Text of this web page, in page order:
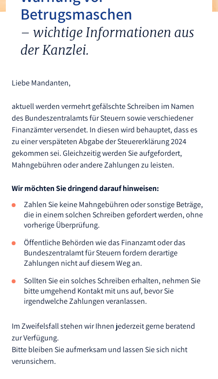
Betrugsmaschen
– wichtige Informationen aus
der Kanzlei.
Liebe Mandanten,
aktuell werden vermehrt gefälschte Schreiben im Namen
des Bundeszentralamts für Steuern sowie verschiedener
Finanzämter versendet. In diesen wird behauptet, dass es
zu einer verspäteten Abgabe der Steuererklärung 2024
gekommen sei. Gleichzeitig werden Sie aufgefordert,
Mahngebühren oder andere Zahlungen zu leisten.
Wir möchten Sie dringend darauf hinweisen:
Zahlen Sie keine Mahngebühren oder sonstige Beträge,
die in einem solchen Schreiben gefordert werden, ohne
vorherige Überprüfung.
Öffentliche Behörden wie das Finanzamt oder das
Bundeszentralamt für Steuern fordern derartige
Zahlungen nicht auf diesem Weg an.
Sollten Sie ein solches Schreiben erhalten, nehmen Sie
bitte umgehend Kontakt mit uns auf, bevor Sie
irgendwelche Zahlungen veranlassen.
Im Zweifelsfall stehen wir Ihnen jederzeit gerne beratend
zur Verfügung.
Bitte bleiben Sie aufmerksam und lassen Sie sich nicht
verunsichern.